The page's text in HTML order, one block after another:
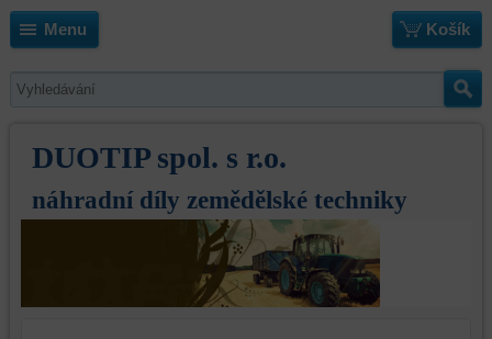
Menu Košík
DUOTIP spol. s r.o.
náhradní díly zemědělské techniky